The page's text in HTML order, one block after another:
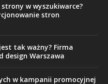
w wyszukiwarce?
stron
tak ważny? Firma
design Warszawa
w kampanii promocyjnej